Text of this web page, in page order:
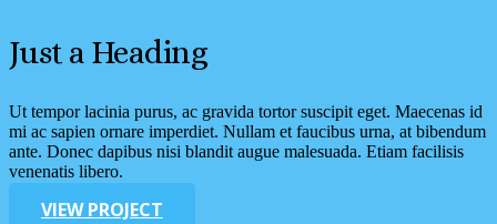
Just a Heading
Ut tempor lacinia purus, ac gravida tortor suscipit eget. Maecenas id
mi ac sapien ornare imperdiet. Nullam et faucibus urna, at bibendum
ante. Donec dapibus nisi blandit augue malesuada. Etiam facilisis
venenatis libero.
VIEW PROJECT